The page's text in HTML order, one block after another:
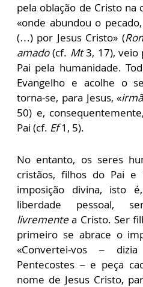
pela oblação de Cristo na
«onde abundou o
(…) por Jesus Cristo» (
amado(cf. Mt3, 17), veio
Pai pela humanidade.
Evangelho e acolhe o
torna-se, para Jesus, «
50) e, consequentemente,
Pai (cf. Ef1, 5).
No entanto, os seres
cristãos, filhos do Pai
imposição divina, isto
liberdade pessoal,
livrementea Cristo. Ser
primeiro se abrace o
«Convertei-vos –
Pentecostes – e peça
nome de Jesus Cristo,